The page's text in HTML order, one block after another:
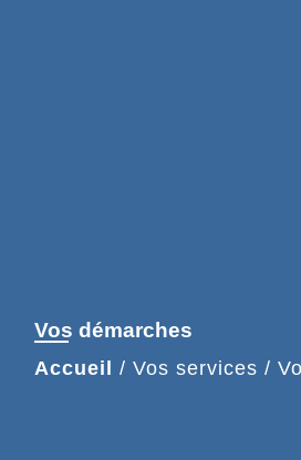
Vos démarches
Accueil / Vos services /